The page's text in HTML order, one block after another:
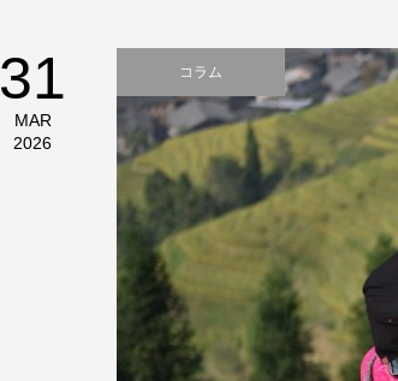
31
MAR
2026
コラム